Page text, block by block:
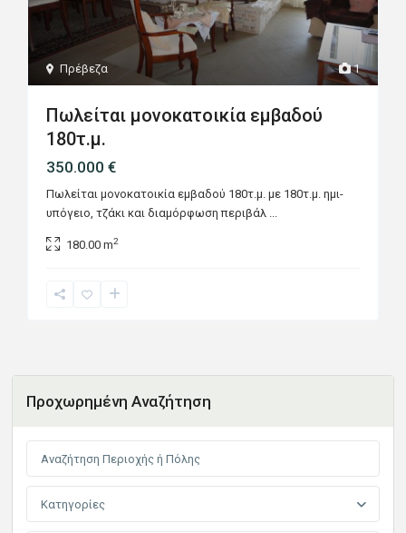
1
Πρέβεζα
Πωλείται μονοκατοικία εμβαδού
180τ.μ.
350.000 €
Πωλείται μονοκατοικία εμβαδού 180τ.μ. με 180τ.μ. ημι-
υπόγειο, τζάκι και διαμόρφωση περιβάλ ...
180.00 m2
Προχωρημένη Αναζήτηση
Κατηγορίες